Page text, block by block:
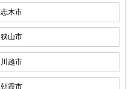
志木市
狭山市
川越市
朝霞市